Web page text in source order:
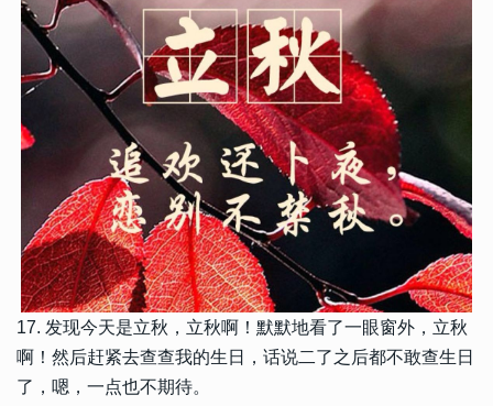
17. 发现今天是立秋，立秋啊！默默地看了一眼窗外，立秋
啊！然后赶紧去查查我的生日，话说二了之后都不敢查生日
了，嗯，一点也不期待。